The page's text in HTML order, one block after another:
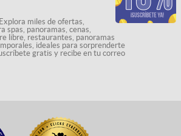
miles de ofertas,
spas, panoramas, cenas,
libre, restaurantes, panoramas
ideales para sorprenderte
gratis y recibe en tu correo